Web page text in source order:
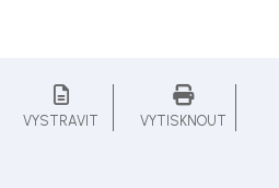
VYSTRAVIT VYTISKNOUT